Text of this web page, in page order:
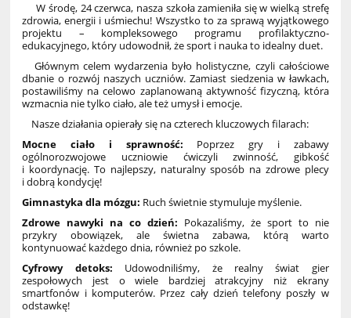
W środę, 24 czerwca, nasza szkoła zamieniła się w wielką strefę
zdrowia, energii i uśmiechu! Wszystko to za sprawą wyjątkowego
projektu – kompleksowego programu profilaktyczno-
edukacyjnego, który udowodnił, że sport i nauka to idealny duet.
Głównym celem wydarzenia było holistyczne, czyli całościowe
dbanie o rozwój naszych uczniów. Zamiast siedzenia w ławkach,
postawiliśmy na celowo zaplanowaną aktywność fizyczną, która
wzmacnia nie tylko ciało, ale też umysł i emocje.
Nasze działania opierały się na czterech kluczowych filarach:
Mocne ciało i sprawność: Poprzez gry i zabawy
ogólnorozwojowe uczniowie ćwiczyli zwinność, gibkość
i koordynację. To najlepszy, naturalny sposób na zdrowe plecy
i dobrą kondycję!
Gimnastyka dla mózgu: Ruch świetnie stymuluje myślenie.
Zdrowe nawyki na co dzień: Pokazaliśmy, że sport to nie
przykry obowiązek, ale świetna zabawa, którą warto
kontynuować każdego dnia, również po szkole.
Cyfrowy detoks: Udowodniliśmy, że realny świat gier
zespołowych jest o wiele bardziej atrakcyjny niż ekrany
smartfonów i komputerów. Przez cały dzień telefony poszły w
odstawkę!